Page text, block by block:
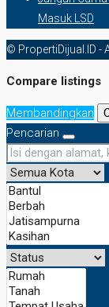
Masuk LSD
© PropertiDijual.ID -
Compare listings
Membandingkan
Pencarian